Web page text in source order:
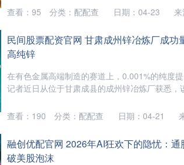
日期：04-23
查看： 95 分类： 配配查
民间股票配资官网 甘肃成州锌冶炼厂成功
高纯锌
在有色金属高端制造的赛道上，0.001%的纯度
记者近日从位于甘肃成县的成州锌冶炼厂获悉
日期：04-21
查看： 190 分类： 配配查
融创优配官网 2026年AI狂欢下的隐忧：通
破美股泡沫